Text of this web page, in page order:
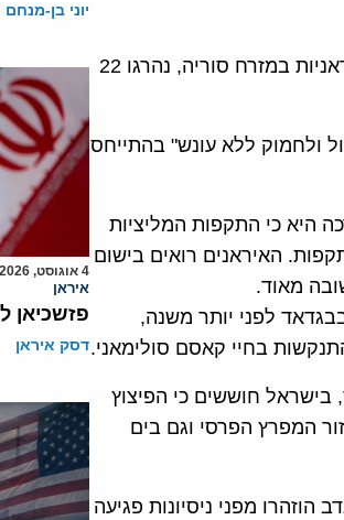
על פי דיווחים מסוריה, בהפצצה האמריקנית על יעדים של 2 מליציות פרו איראניות במזרח סוריה, נהרגו 22
ולחמוק ללא עונש" בהתייחס
היא כי התקפות המליציות
האיראנים רואים בישום
מאוד.
לפני יותר משנה,
בחיי קאסם סולימאני.
בישראל חוששים כי הפיצוץ
המפרץ הפרסי וגם בים
מפני ניסיונות פגיעה
יוני בן-מנחם
4 אוגוסט, 2026
איראן
פזשכיאן
דסק איראן